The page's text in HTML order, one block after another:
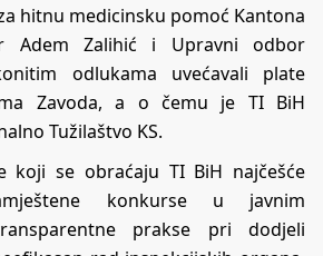
hitnu medicinsku pomoć Kantona
Adem Zalihić i Upravni odbor
odlukama uvećavali plate
Zavoda, a o čemu je TI BiH
Tužilaštvo KS.
koji se obraćaju TI BiH najčešće
konkurse u javnim
prakse pri dodjeli